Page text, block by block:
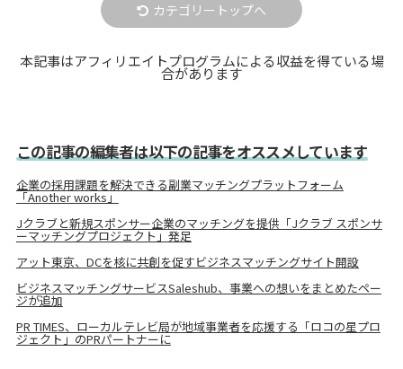
カテゴリートップへ
本記事はアフィリエイトプログラムによる収益を得ている場
合があります
この記事の編集者は以下の記事をオススメしています
企業の採用課題を解決できる副業マッチングプラットフォーム
「Another works」
Jクラブと新規スポンサー企業のマッチングを提供「Jクラブ スポンサ
ーマッチングプロジェクト」発足
アット東京、DCを核に共創を促すビジネスマッチングサイト開設
ビジネスマッチングサービスSaleshub、事業への想いをまとめたペー
ジが追加
PR TIMES、ローカルテレビ局が地域事業者を応援する「ロコの星プロ
ジェクト」のPRパートナーに